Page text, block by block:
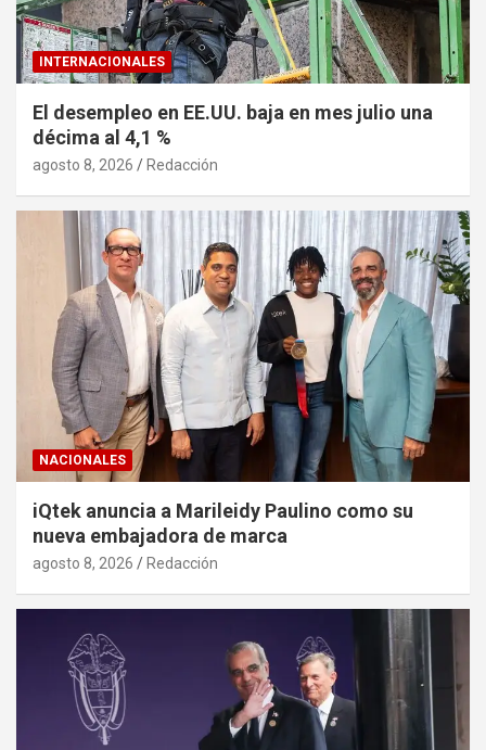
INTERNACIONALES
El desempleo en EE.UU. baja en mes julio una
décima al 4,1 %
agosto 8, 2026 Redacción
NACIONALES
iQtek anuncia a Marileidy Paulino como su
nueva embajadora de marca
agosto 8, 2026 Redacción